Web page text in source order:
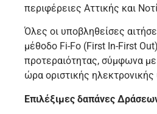
περιφέρειες Αττικής και
Όλες οι υποβληθείσες
μέθοδο Fi-Fo (First In-First
προτεραιότητας, σύμφωνα με
ώρα οριστικής
Επιλέξιμες δαπάνες